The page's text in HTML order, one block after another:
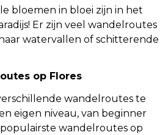
bloemen in bloei zijn in het
Er zijn veel wandelroutes
watervallen of schitterende
op Flores
wandelroutes te
eigen niveau, van beginner
wandelroutes op